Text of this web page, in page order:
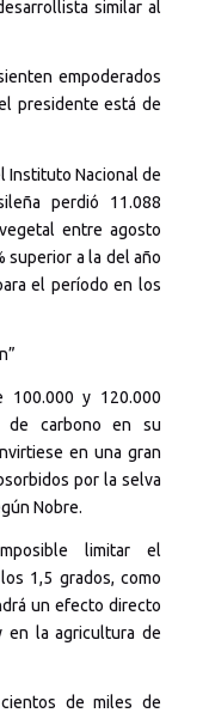
similar al
empoderados
presidente está de
Instituto Nacional de
perdió 11.088
entre agosto
superior a la del año
el período en los
100.000 y 120.000
de carbono en su
en una gran
por la selva
Nobre.
limitar el
1,5 grados, como
un efecto directo
en la agricultura de
de miles de